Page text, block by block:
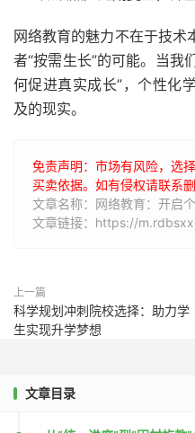
网络教育的魅力不在于技术
者“按需生长”的可能。当我
何促进真实成长”，个性化
及的现实。
免责声明：市场有风险，选
买卖依据。如有侵权请联系删
文章名称：网络教育：开启
文章链接：https://
上一篇
科学规划冲刺院校选择：助力学
生实现升学梦想
文章目录